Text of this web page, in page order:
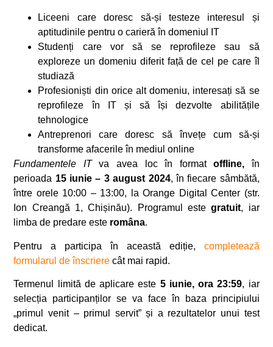
Liceeni care doresc să-și testeze interesul și
aptitudinile pentru o carieră în domeniul IT
Studenți care vor să se reprofileze sau să
exploreze un domeniu diferit față de cel pe care îl
studiază
Profesioniști din orice alt domeniu, interesați să se
reprofileze în IT și să își dezvolte abilitățile
tehnologice
Antreprenori care doresc să învețe cum să-și
transforme afacerile în mediul online
Fundamentele ITva avea loc în formatoffline, în
perioada 15 iunie – 3 august 2024, în fiecare sâmbătă,
între orele 10:00 – 13:00, la Orange Digital Center (str.
Ion Creangă 1, Chișinău). Programul estegratuit, iar
limba de predare este româna.
Pentru a participa în această ediție, completează
formularul de înscriere cât mai rapid.
Termenul limită de aplicare este 5 iunie, ora 23:59, iar
selecția participanților se va face în baza principiului
„primul venit – primul servit” și a rezultatelor unui test
dedicat.